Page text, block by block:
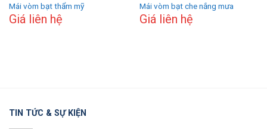
Mái vòm bạt thẩm mỹ
Giá liên hệ
Mái vòm bạt che nắng mưa
Giá liên hệ
TIN TỨC & SỰ KIỆN